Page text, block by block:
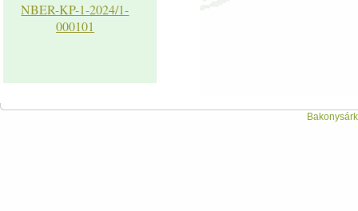
NBER-KP-1-2024/1-
000101